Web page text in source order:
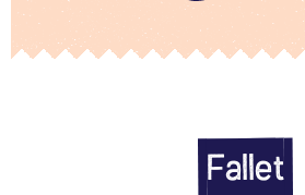
Fallet